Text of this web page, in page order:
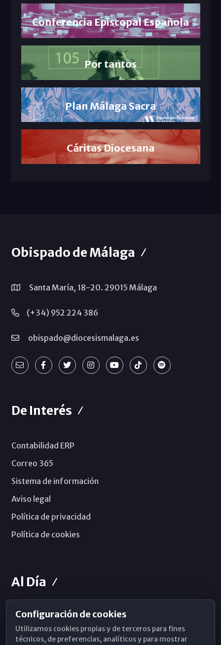
Conferencia Episcopal Española
Por tantos
Plan Málaga Sacra
Cáritas Diocesana
Obispado de Málaga
Santa María, 18-20. 29015 Málaga
(+34) 952 224 386
obispado@diocesismalaga.es
De Interés
Contabilidad ERP
Correo 365
Sistema de información
Aviso legal
Política de privacidad
Política de cookies
Al Día
Horarios de Misa
Hemeroteca
Configuración de cookies
Utilizamos cookies propias y de terceros para fines
técnicos, de preferencias, analíticos y para mostrar